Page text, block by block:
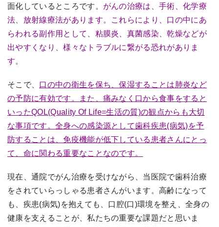
面化しているところです。 がんの治療は、手術、化学療
法、放射線療法があります。これらにより、口の中にあ
らわれる副作用として、粘膜炎、真菌感染、乾燥などが
出やすくなり、様々なトラブルに繋がる恐れがありま
す。
そこで、 口の中の衛生を保ち、保湿することは肺炎など
の予防に有効です。また、痛みなく口から食事をすると
いったQOL(Quality Of Life=生活の質)の観点からも大切
な事項です。全身への感染源として歯科疾患(病気)を予
防することは、免疫機能が低下している患者さんにとっ
て、命に関わる重要なことなのです。
現在、通院でがん治療を受けながら、当医院で歯科治療
をされていらっしゃる患者さんがいます。高齢になって
も、疾患(病気)を抱えても、口腔(口)環境を整え、全身の
健康を支えることが、私たちの重要な課題だと思いま